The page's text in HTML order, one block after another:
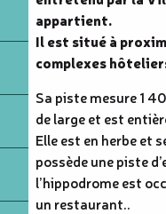
appartient.
Il est situé à
complexes
Sa piste mesure 1
de large et est
Elle est en herbe et
possède une piste
l’hippodrome est
un restaurant..